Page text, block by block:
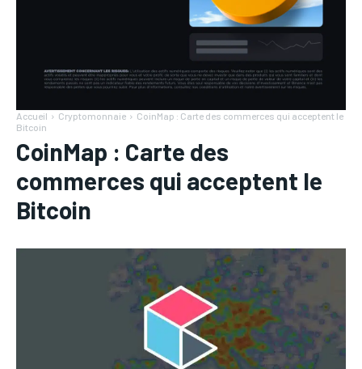
Accueil Cryptomonnaie
CoinMap : Carte des commerces qui acceptent le
Bitcoin
CoinMap : Carte des
commerces qui acceptent le
Bitcoin